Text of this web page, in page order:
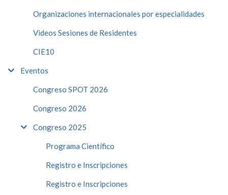
Organizaciones internacionales por especialidades
Videos Sesiones de Residentes
CIE10
Eventos
Congreso SPOT 2026
Congreso 2026
Congreso 2025
Programa Científico
Registro e Inscripciones
Registro e Inscripciones